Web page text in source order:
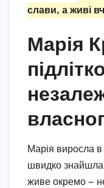
слави, а живі
Марія
Марія виросла в
швидко знайшла
живе окремо —